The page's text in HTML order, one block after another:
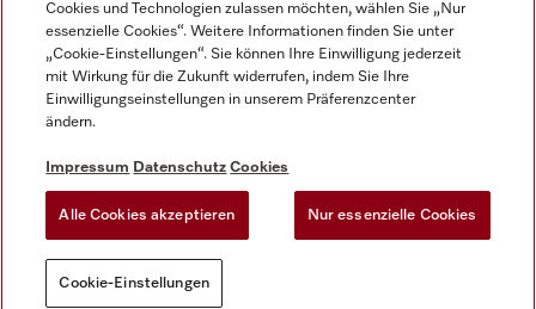
Impressum
Datenschutz
Cookie-Einstellungen
Cookies und Technologien zulassen möchten, wählen Sie „Nur
essenzielle Cookies“. Weitere Informationen finden Sie unter
„Cookie-Einstellungen“. Sie können Ihre Einwilligung jederzeit
mit Wirkung für die Zukunft widerrufen, indem Sie Ihre
Einwilligungseinstellungen in unserem Präferenzcenter
ändern.
Impressum Datenschutz Cookies
Alle Cookies akzeptieren Nur essenzielle Cookies
Cookie-Einstellungen